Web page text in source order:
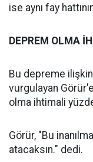
ise aynı fay
DEPREM OLMA
Bu depreme
vurgulayan
olma ihtimali
Görür, "Bu
atacaksın." dedi.